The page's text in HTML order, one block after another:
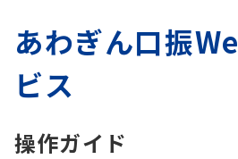
あわぎん口振
ビス
操作ガイド